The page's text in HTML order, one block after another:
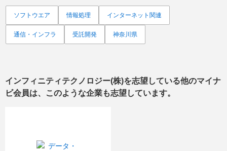
ソフトウエア 情報処理 インターネット関連
通信・インフラ 受託開発 神奈川県
インフィニティテクノロジー(株)を志望している他のマイナ
ビ会員は、このような企業も志望しています。